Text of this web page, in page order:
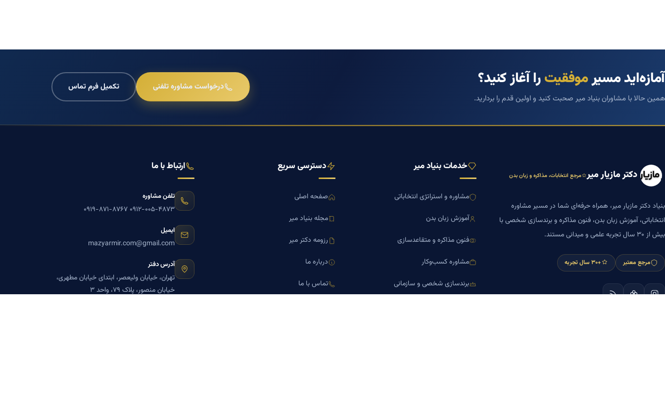
آمازه‌اید مسیرموفقیترا آغاز کنید؟
همین حالا با مشاوران بنیاد میر صحبت کنید و اولین قدم را بردارید.
درخواست مشاوره تلفنی تکمیل فرم تماس
دکتر مازیار میر مرجع انتخابات، مذاکره و زبان بدن
بنیاد دکتر مازیار میر، همراه حرفه‌ای شما در مسیر مشاوره
انتخاباتی، آموزش زبان بدن، فنون مذاکره و برندسازی شخصی با
بیش از ۳۰ سال تجربه علمی و میدانی مستند.
مرجع معتبر +۳۰ سال تجربه
خدمات بنیاد میر
مشاوره و استراتژی انتخاباتی
آموزش زبان بدن
فنون مذاکره و متقاعدسازی
مشاوره کسب‌وکار
برندسازی شخصی و سازمانی
دسترسی سریع
صفحه اصلی
مجله بنیاد میر
رزومه دکتر میر
درباره ما
تماس با ما
ارتباط با ما
تلفن مشاوره
۰۹۱۲-۰۰۵-۴۸۷۳ ۰۹۱۹-۸۷۱-۸۷۶۷
ایمیل
mazyarmir.com@gmail.com
آدرس دفتر
تهران، خیابان ولیعصر، ابتدای خیابان مطهری،
خیابان منصور، پلاک ۷۹، واحد ۳